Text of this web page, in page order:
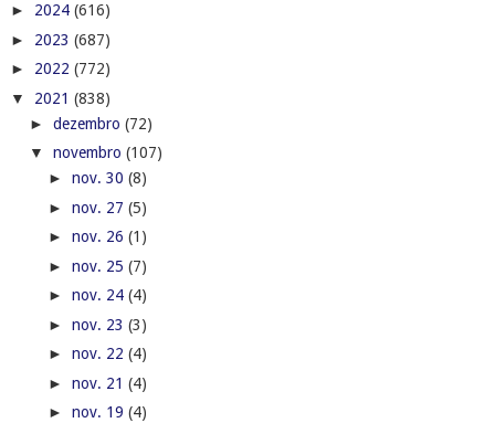
► 2024 (616)
► 2023 (687)
► 2022 (772)
▼ 2021 (838)
► dezembro (72)
▼ novembro (107)
► nov. 30 (8)
► nov. 27 (5)
► nov. 26 (1)
► nov. 25 (7)
► nov. 24 (4)
► nov. 23 (3)
► nov. 22 (4)
► nov. 21 (4)
► nov. 19 (4)